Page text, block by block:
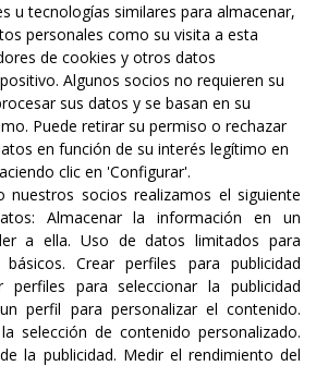
u tecnologías similares para almacenar,
personales como su visita a esta
de cookies y otros datos
Algunos socios no requieren su
sus datos y se basan en su
Puede retirar su permiso o rechazar
en función de su interés legítimo en
clic en 'Configurar'.
socios realizamos el siguiente
Almacenar la información en un
a ella. Uso de datos limitados para
.Crear perfiles para publicidad
perfiles para seleccionar la publicidad
perfil para personalizar el contenido.
selección de contenido personalizado.
la publicidad. Medir el rendimiento del